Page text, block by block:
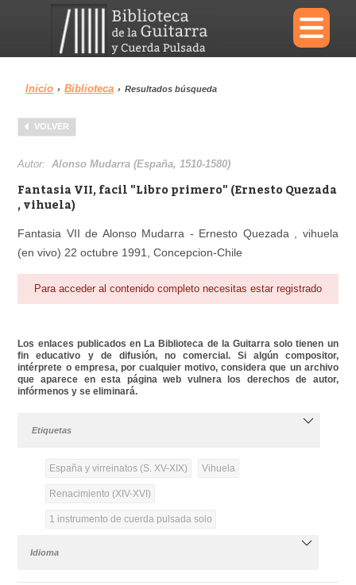
×
Menu
Biblioteca Diccionario
Reproductor
Inicio › Biblioteca › Resultados búsqueda
VOLVER
Autor:Alonso Mudarra (España, 1510-1580)
Fantasia VII, facil "Libro primero" (Ernesto Quezada
, vihuela)
Fantasia VII de Alonso Mudarra - Ernesto Quezada , vihuela
(en vivo) 22 octubre 1991, Concepcion-Chile
Para acceder al contenido completo necesitas estar registrado
Los enlaces publicados en La Biblioteca de la Guitarra solo tienen un
fin educativo y de difusión, no comercial. Si algún compositor,
intérprete o empresa, por cualquier motivo, considera que un archivo
que aparece en esta página web vulnera los derechos de autor,
infórmenos y se eliminará.
Etiquetas
España y virreinatos (S. XV-XIX) Vihuela
Renacimiento (XIV-XVI)
1 instrumento de cuerda pulsada solo
Idioma